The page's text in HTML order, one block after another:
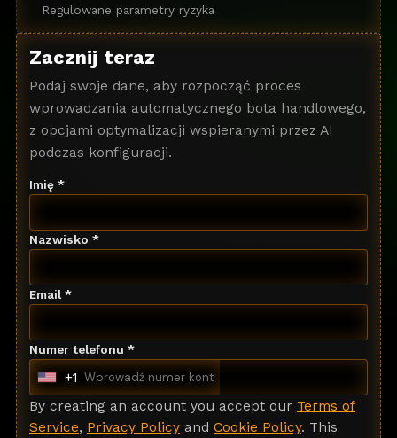
Regulowane parametry ryzyka
Zacznij teraz
Podaj swoje dane, aby rozpocząć proces
wprowadzania automatycznego bota handlowego,
z opcjami optymalizacji wspieranymi przez AI
podczas konfiguracji.
Imię *
Nazwisko *
Email *
Numer telefonu *
U
n
i
+1
By creating an account you accept our Terms of
Service, Privacy Policyand Cookie Policy. This